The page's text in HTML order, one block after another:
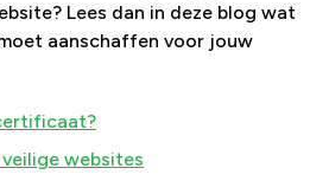
Lees dan in deze blog wat
aanschaffen voor jouw
websites